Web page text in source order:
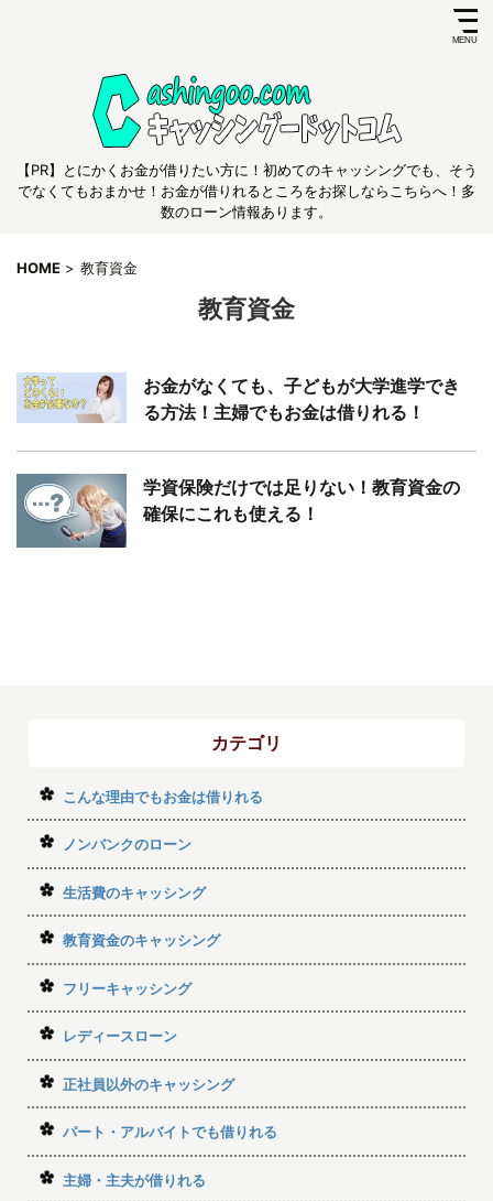
【PR】とにかくお金が借りたい方に！初めてのキャッシングでも、そう
でなくてもおまかせ！お金が借りれるところをお探しならこちらへ！多
数のローン情報あります。
HOME > 教育資金
教育資金
お金がなくても、子どもが大学進学でき
る方法！主婦でもお金は借りれる！
学資保険だけでは足りない！教育資金の
確保にこれも使える！
カテゴリ
こんな理由でもお金は借りれる
ノンバンクのローン
生活費のキャッシング
教育資金のキャッシング
フリーキャッシング
レディースローン
正社員以外のキャッシング
パート・アルバイトでも借りれる
主婦・主夫が借りれる